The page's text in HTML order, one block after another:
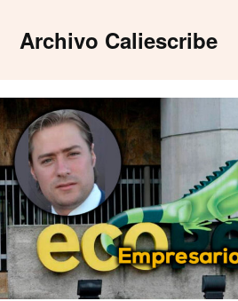
contentArchivo Caliescribe